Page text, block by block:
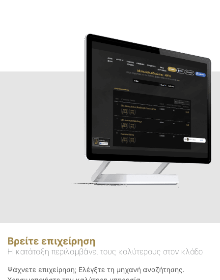
Βρείτε επιχείρηση
Η κατάταξη περιλαμβάνει τους καλύτερους στον κλάδο
Ψάχνετε επιχείρηση; Ελέγξτε τη μηχανή αναζήτησης.